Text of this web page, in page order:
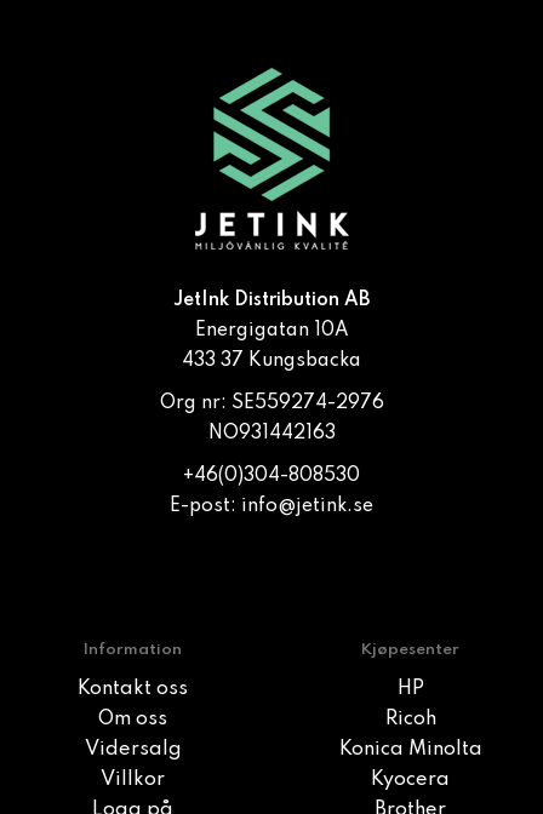
JetInk Distribution AB
Energigatan 10A
433 37 Kungsbacka
Org nr: SE559274-2976
NO931442163
+46(0)304-808530
E-post: info@jetink.se
Information
Kontakt oss
Om oss
Vidersalg
Villkor
Kjøpesenter
HP
Ricoh
Konica Minolta
Kyocera